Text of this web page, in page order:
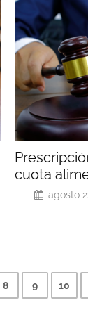
cuota
agosto
8 9 10